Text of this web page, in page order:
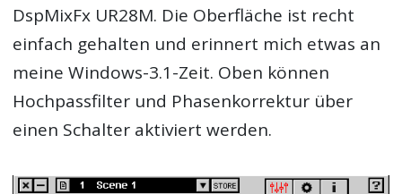
DspMixFx UR28M. Die Oberfläche ist recht
einfach gehalten und erinnert mich etwas an
meine Windows-3.1-Zeit. Oben können
Hochpassfilter und Phasenkorrektur über
einen Schalter aktiviert werden.